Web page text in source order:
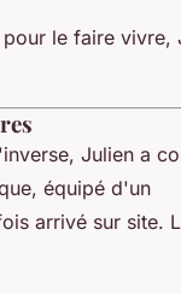
le faire vivre,
Julien a
équipé d'un
arrivé sur site.